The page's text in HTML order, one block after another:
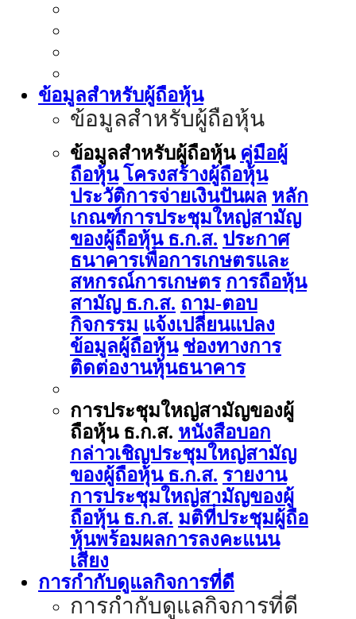
ข้อมูลสำหรับผู้ถือหุ้น
ข้อมูลสำหรับผู้ถือหุ้น
ข้อมูลสำหรับผู้ถือหุ้น คู่มือผู้
ถือหุ้น โครงสร้างผู้ถือหุ้น
ประวัติการจ่ายเงินปันผล หลัก
เกณฑ์การประชุมใหญ่สามัญ
ของผู้ถือหุ้น ธ.ก.ส. ประกาศ
ธนาคารเพื่อการเกษตรและ
สหกรณ์การเกษตร การถือหุ้น
สามัญ ธ.ก.ส. ถาม-ตอบ
กิจกรรม แจ้งเปลี่ยนแปลง
ข้อมูลผู้ถือหุ้น ช่องทางการ
ติดต่องานหุ้นธนาคาร
การประชุมใหญ่สามัญของผู้
ถือหุ้น ธ.ก.ส. หนังสือบอก
กล่าวเชิญประชุมใหญ่สามัญ
ของผู้ถือหุ้น ธ.ก.ส. รายงาน
การประชุมใหญ่สามัญของผู้
ถือหุ้น ธ.ก.ส. มติที่ประชุมผู้ถือ
หุ้นพร้อมผลการลงคะแนน
เสียง
การกำกับดูแลกิจการที่ดี
การกำกับดูแลกิจการที่ดี